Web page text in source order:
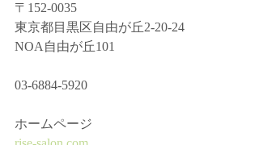
〒152-0035﻿
東京都目黒区自由が丘2-20-24﻿
NOA自由が丘101﻿
03-6884-5920﻿
ホームページ ﻿